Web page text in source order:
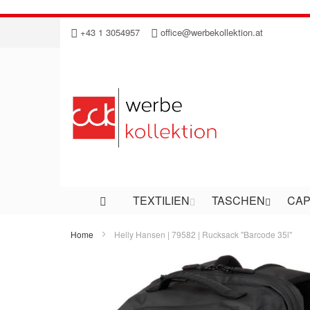
Direkt
Inhalt
+43 1 3054957 office@werbekollektion.at
TEXTILIEN TASCHEN
Home Helly Hansen | 79582 | Rucksack "Barcode 35l"
Bildergalerie